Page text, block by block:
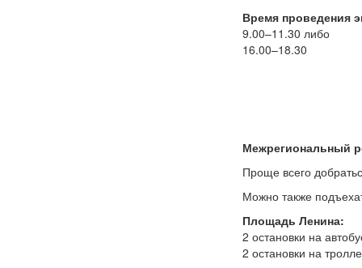
Время проведения
9.00–11.30 либо
16.00–18.30
Межрегиональный
Проще всего
Можно также
Площадь Ленина:
2 остановки на
2 остановки на